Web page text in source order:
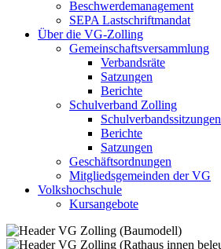
Beschwerdemanagement
SEPA Lastschriftmandat
Über die VG-Zolling
Gemeinschaftsversammlung
Verbandsräte
Satzungen
Berichte
Schulverband Zolling
Schulverbandssitzungen
Berichte
Satzungen
Geschäftsordnungen
Mitgliedsgemeinden der VG
Volkshochschule
Kursangebote